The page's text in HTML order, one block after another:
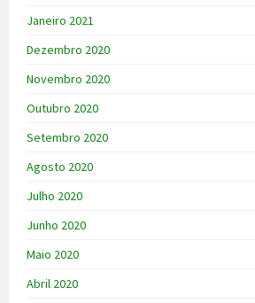
Janeiro 2021
Dezembro 2020
Novembro 2020
Outubro 2020
Setembro 2020
Agosto 2020
Julho 2020
Junho 2020
Maio 2020
Abril 2020